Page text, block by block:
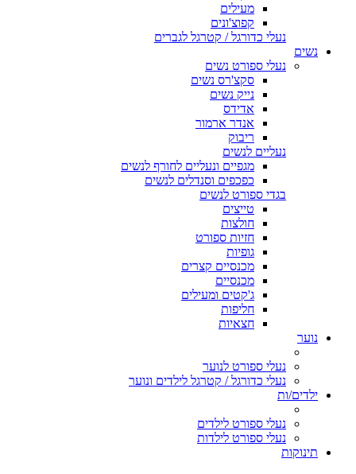
מעילים
קפוצ'ונים
נעלי כדורגל / קטרגל לגברים
נשים
נעלי ספורט נשים
סקצ'רס נשים
נייק נשים
אדידס
אנדר ארמור
ריבוק
נעליים לנשים
מגפיים ונעליים לחורף לנשים
כפכפים וסנדלים לנשים
בגדי ספורט לנשים
טייצים
חולצות
חזיות ספורט
גופיות
מכנסיים קצרים
מכנסיים
ג'קטים ומעילים
חליפות
חצאיות
נוער
נעלי ספורט לנוער
נעלי כדורגל / קטרגל לילדים ונוער
ילדים/ות
נעלי ספורט לילדים
נעלי ספורט לילדות
תינוקות